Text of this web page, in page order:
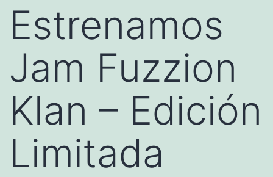
Estrenamos
Jam Fuzzion
Klan – Edición
Limitada